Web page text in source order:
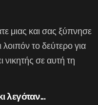
μιας και σας ξύπνησε
το δεύτερο για
νικητής σε αυτή τη
λεγόταν...